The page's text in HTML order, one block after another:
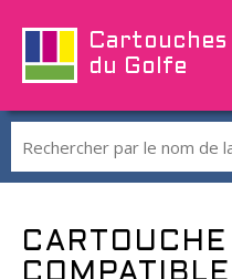
Cartouches
du Golfe